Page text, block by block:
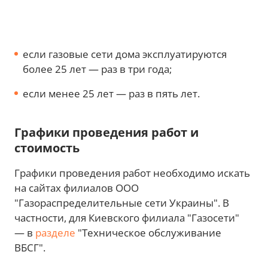
если газовые сети дома эксплуатируются
более 25 лет — раз в три года;
если менее 25 лет — раз в пять лет.
Графики проведения работ и
стоимость
Графики проведения работ необходимо искать
на сайтах филиалов ООО
"Газораспределительные сети Украины". В
частности, для Киевского филиала "Газосети"
— в разделе "Техническое обслуживание
ВБСГ".